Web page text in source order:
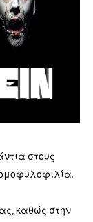
στους
ομοφυλοφιλία.
καθώς στην